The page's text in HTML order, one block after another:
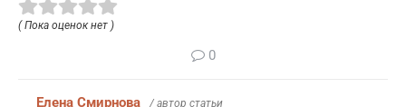
( Пока оценок нет )
0
Елена Смирнова / автор статьи